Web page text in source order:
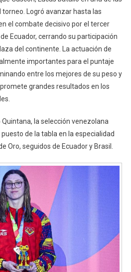
Logró avanzar hasta las
el combate decisivo por el tercer
Ecuador, cerrando su participación
del continente. La actuación de
importantes para el puntaje
entre los mejores de su peso y
grandes resultados en los
la selección venezolana
de la tabla en la especialidad
Oro, seguidos de Ecuador y Brasil.